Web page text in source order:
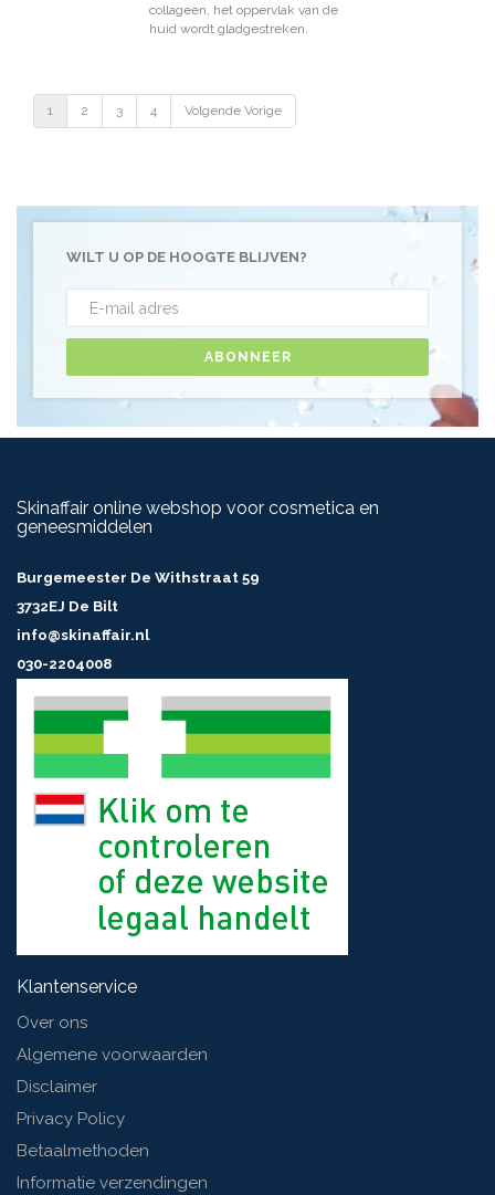
collageen, het oppervlak van de
huid wordt gladgestreken.
1 2 3 4 Volgende Vorige
WILT U OP DE HOOGTE BLIJVEN?
ABONNEER
Skinaffair online webshop voor cosmetica en
geneesmiddelen
Burgemeester De Withstraat 59
3732EJ De Bilt
info@skinaffair.nl
030-2204008
Klantenservice
Over ons
Algemene voorwaarden
Disclaimer
Privacy Policy
Betaalmethoden
Informatie verzendingen